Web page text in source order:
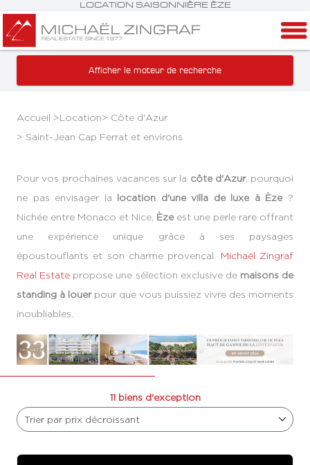
LOCATION SAISONNIÈRE ÈZE
Afficher le moteur de recherche
Accueil >Location> Côte d'Azur
> Saint-Jean Cap Ferrat et environs
Pour vos prochaines vacances sur la côte d'Azur, pourquoi
ne pas envisager la location d'une villa de luxe à Èze ?
Nichée entre Monaco et Nice, Èze est une perle rare offrant
une expérience unique grâce à ses paysages
époustouflants et son charme provençal. Michaël Zingraf
Real Estate propose une sélection exclusive de maisons de
standing à louerpour que vous puissiez vivre des moments
inoubliables.
11 biens d'exception
Trier par prix décroissant